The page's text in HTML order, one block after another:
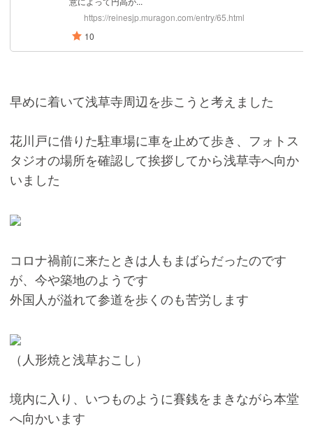
早めに着いて浅草寺周辺を歩こうと考えました
花川戸に借りた駐車場に車を止めて歩き、フォトス
タジオの場所を確認して挨拶してから浅草寺へ向か
いました
コロナ禍前に来たときは人もまばらだったのです
が、今や築地のようです
外国人が溢れて参道を歩くのも苦労します
（人形焼と浅草おこし）
境内に入り、いつものように賽銭をまきながら本堂
へ向かいます